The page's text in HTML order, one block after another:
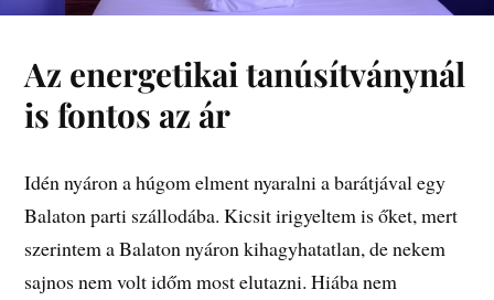
Az energetikai tanúsítványnál
is fontos az ár
Idén nyáron a húgom elment nyaralni a barátjával egy
Balaton parti szállodába. Kicsit irigyeltem is őket, mert
szerintem a Balaton nyáron kihagyhatatlan, de nekem
sajnos nem volt időm most elutazni. Hiába nem